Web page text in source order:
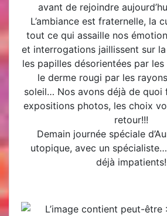
avant de rejoindre
L’ambiance est fraternelle, la
tout ce qui assaille nos
et interrogations jaillissent sur
les papilles désorientées par les
le derme rougi par les
soleil… Nos avons déjà de quoi
expositions photos, les choix
retour!!!
Demain journée spéciale
utopique, avec un
déjà impatients!